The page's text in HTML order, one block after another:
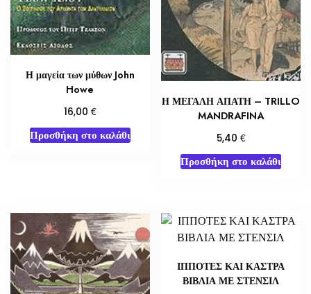
Η μαγεία των μύθων John
Howe
16,00 €
Προσθήκη στο καλάθι
Η ΜΕΓΑΛΗ ΑΠΑΤΗ – TRILLO
MANDRAFINA
5,40 €
Προσθήκη στο καλάθι
ΙΠΠΟΤΕΣ ΚΑΙ ΚΑΣΤΡΑ
ΒΙΒΛΙΑ ΜΕ ΣΤΕΝΣΙΛ